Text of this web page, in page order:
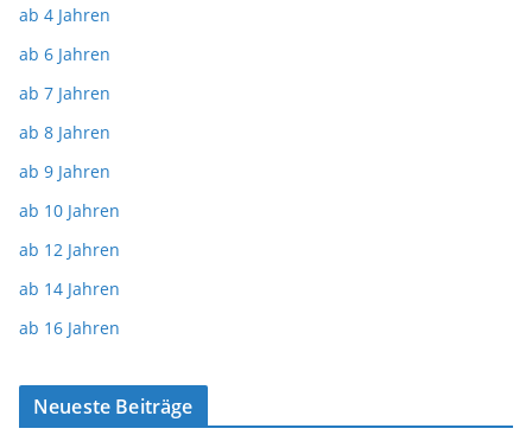
ab 4 Jahren
ab 6 Jahren
ab 7 Jahren
ab 8 Jahren
ab 9 Jahren
ab 10 Jahren
ab 12 Jahren
ab 14 Jahren
ab 16 Jahren
Neueste Beiträge